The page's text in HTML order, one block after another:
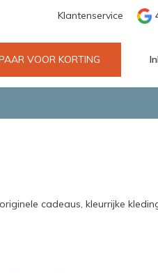
snelle bezorging door o.a.
Klantenservice
VOOR KORTING
cadeaus, kleurrijke